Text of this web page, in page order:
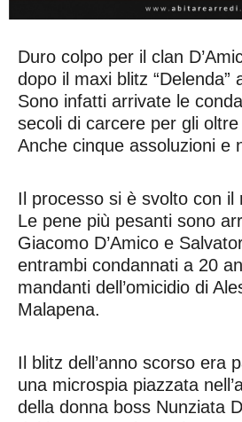
Duro colpo per il clan
dopo il maxi blitz “Delenda”
Sono infatti arrivate le
secoli di carcere per gli
Anche cinque assoluzioni e
Il processo si è svolto con il
Le pene più pesanti sono
Giacomo D’Amico e
entrambi condannati a 20
mandanti dell’omicidio di
Malapena.
Il blitz dell’anno scorso era
una microspia piazzata
della donna boss Nunziata